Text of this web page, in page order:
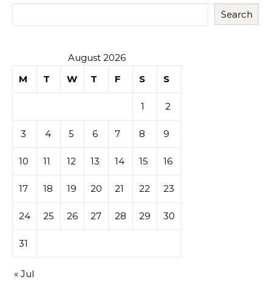
Search
August 2026
M
T W T F S S
1 2
3 4 5 6 7 8 9
10 11 12 13 14 15 16
17 18 19 20 21 22 23
24 25 26 27 28 29 30
31
« Jul